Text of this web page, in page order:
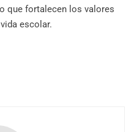
que fortalecen los valores
escolar.